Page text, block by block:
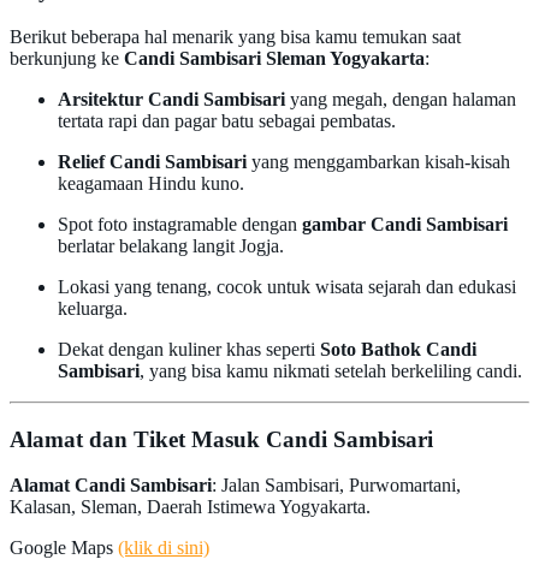
Berikut beberapa hal menarik yang bisa kamu temukan saat
berkunjung ke Candi Sambisari Sleman Yogyakarta:
Arsitektur Candi Sambisari yang megah, dengan halaman
tertata rapi dan pagar batu sebagai pembatas.
Relief Candi Sambisari yang menggambarkan kisah-kisah
keagamaan Hindu kuno.
Spot foto instagramable dengan gambar Candi Sambisari
berlatar belakang langit Jogja.
Lokasi yang tenang, cocok untuk wisata sejarah dan edukasi
keluarga.
Dekat dengan kuliner khas seperti Soto Bathok Candi
Sambisari, yang bisa kamu nikmati setelah berkeliling candi.
Alamat dan Tiket Masuk Candi Sambisari
Alamat Candi Sambisari: Jalan Sambisari, Purwomartani,
Kalasan, Sleman, Daerah Istimewa Yogyakarta.
Google Maps (klik di sini)